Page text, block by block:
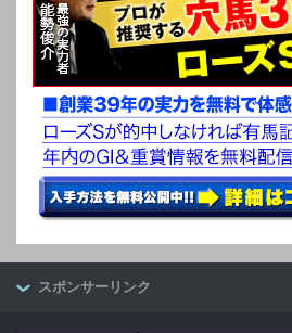
スポンサーリンク